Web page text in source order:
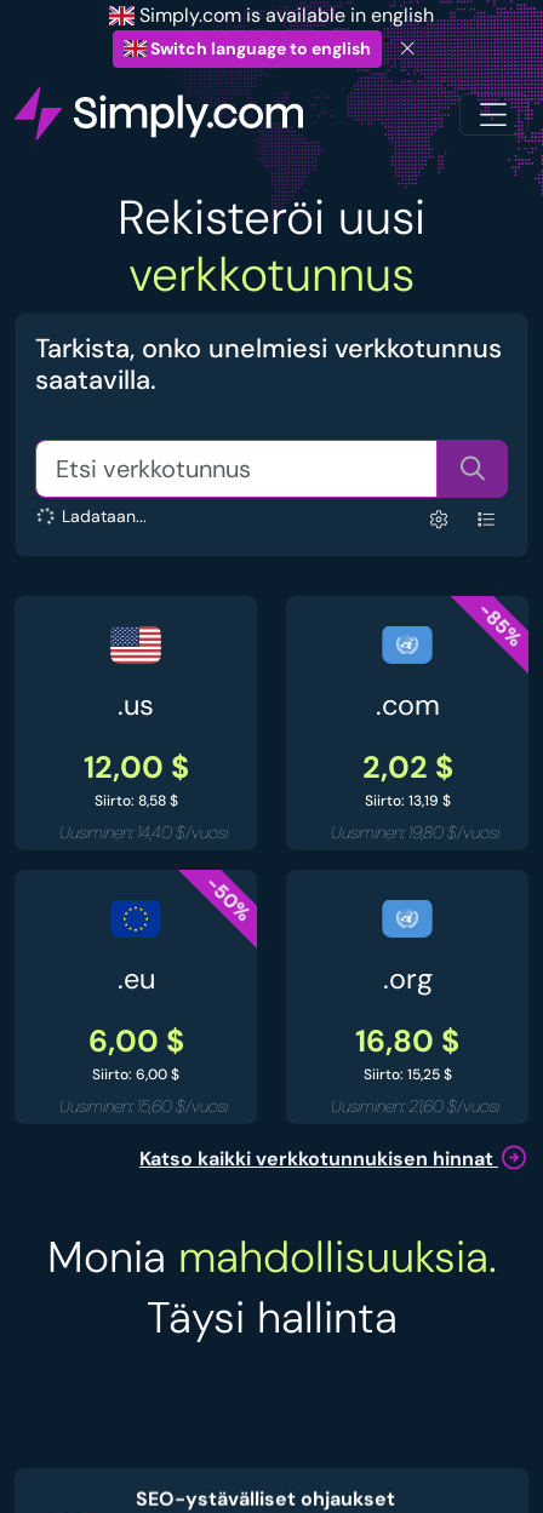
Simply.com is available in english
Switch language to english
Rekisteröi uusi
verkkotunnus
Tarkista, onko unelmiesi verkkotunnus
saatavilla.
Ladataan...
.us
12,00 $
Siirto: 8,58 $
Uusiminen: 14,40 $/vuosi
-85%
.com
2,02 $
Siirto: 13,19 $
Uusiminen: 19,80 $/vuosi
-50%
.eu
6,00 $
Siirto: 6,00 $
Uusiminen: 15,60 $/vuosi
.org
16,80 $
Siirto: 15,25 $
Uusiminen: 21,60 $/vuosi
Katso kaikki verkkotunnukisen hinnat
Monia mahdollisuuksia.
Täysi hallinta
SEO-ystävälliset ohjaukset